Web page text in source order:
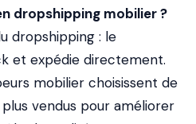
dropshipping mobilier ?
dropshipping : le
et expédie directement.
mobilier choisissent de
vendus pour améliorer